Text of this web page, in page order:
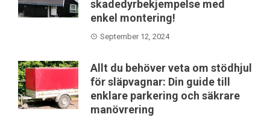
skadedyrbekjempelse med
enkel montering!
September 12, 2024
Allt du behöver veta om stödhjul
för släpvagnar: Din guide till
enklare parkering och säkrare
manövrering